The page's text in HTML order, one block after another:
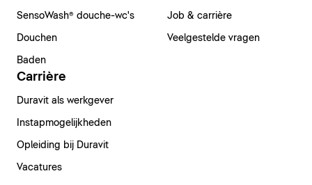
SensoWash® douche-wc's
Douchen
Baden
Job & carrière
Veelgestelde vragen
Carrière
Duravit als werkgever
Instapmogelijkheden
Opleiding bij Duravit
Vacatures